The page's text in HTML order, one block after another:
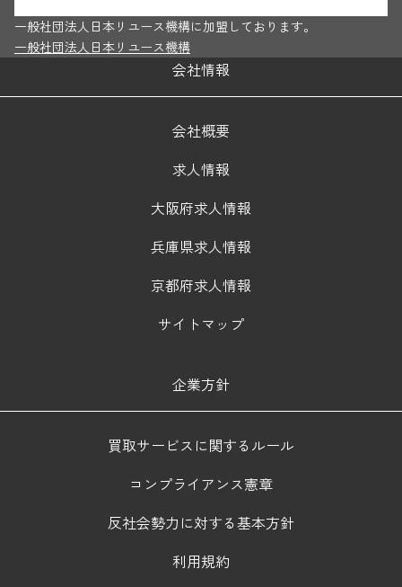
一般社団法人日本リユース機構に加盟しております。
一般社団法人日本リユース機構
会社情報
会社概要
求人情報
大阪府求人情報
兵庫県求人情報
京都府求人情報
サイトマップ
企業方針
買取サービスに関するルール
コンプライアンス憲章
反社会勢力に対する基本方針
利用規約